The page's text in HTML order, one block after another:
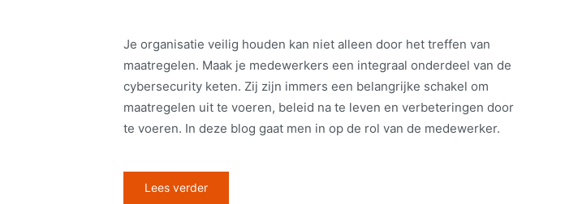
Je organisatie veilig houden kan niet alleen door het treffen van
maatregelen. Maak je medewerkers een integraal onderdeel van de
cybersecurity keten. Zij zijn immers een belangrijke schakel om
maatregelen uit te voeren, beleid na te leven en verbeteringen door
te voeren. In deze blog gaat men in op de rol van de medewerker.
Lees verder